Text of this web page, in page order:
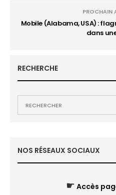
PROCHAIN
Mobile (Alabama, USA) :
dans
RECHERCHE
NOS RÉSEAUX SOCIAUX
☛ Accès